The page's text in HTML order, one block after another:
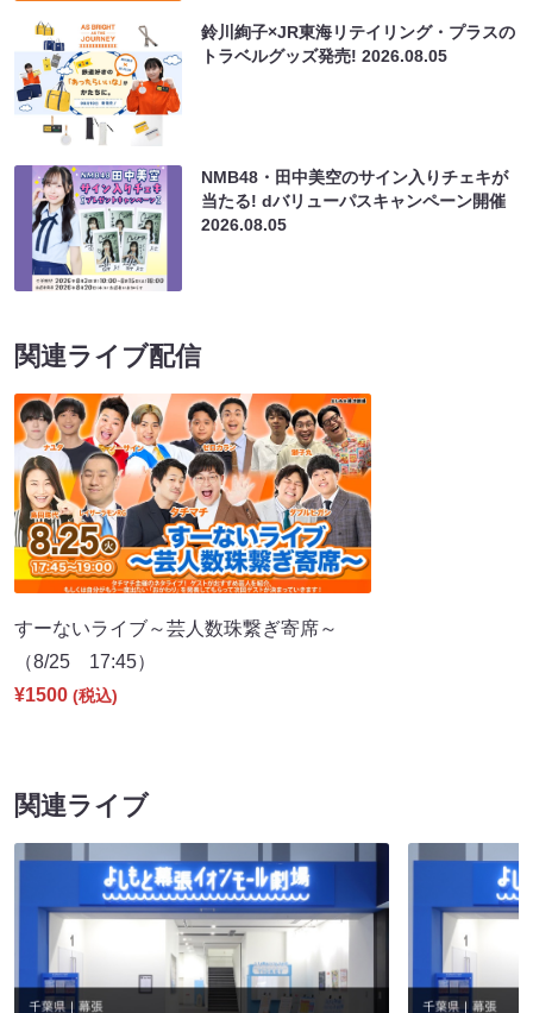
鈴川絢子×JR東海リテイリング・プラスの
トラベルグッズ発売!2026.08.05
NMB48・田中美空のサイン入りチェキが
当たる! dバリューパスキャンペーン開催
2026.08.05
関連ライブ配信
すーないライブ～芸人数珠繋ぎ寄席～
（8/25 17:45）
¥1500 (税込)
関連ライブ